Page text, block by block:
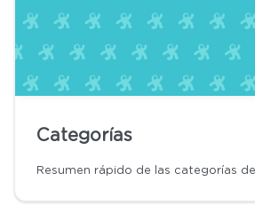
Categorías
Resumen rápido de las categorías